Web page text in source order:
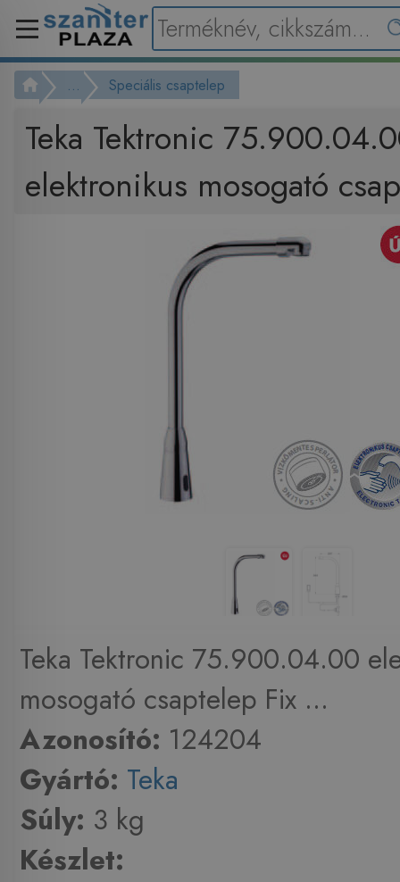
... Speciális csaptelep
Teka Tektronic
elektronikus mosogató
Teka Tektronic 75.900.04.00
mosogató csaptelep Fix ...
Azonosító: 124204
Gyártó: Teka
Súly: 3 kg
Készlet: